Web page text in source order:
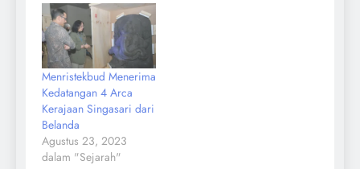
Menristekbud Menerima
Kedatangan 4 Arca
Kerajaan Singasari dari
Belanda
Agustus 23, 2023
dalam "Sejarah"